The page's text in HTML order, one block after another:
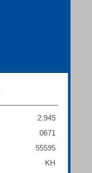
2.945
0671
55595
KH